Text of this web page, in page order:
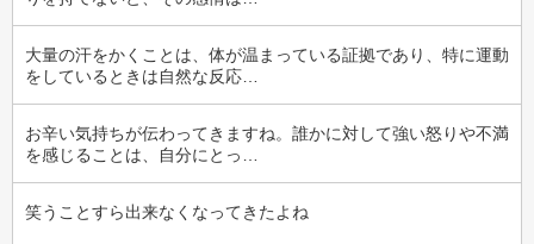
大量の汗をかくことは、体が温まっている証拠であり、特に運動
をしているときは自然な反応…
お辛い気持ちが伝わってきますね。誰かに対して強い怒りや不満
を感じることは、自分にとっ…
笑うことすら出来なくなってきたよね